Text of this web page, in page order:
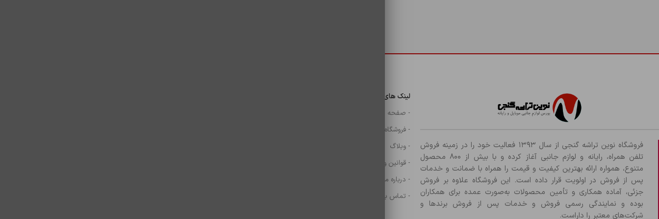
فروشگاه نوین تراشه گنجی از سال ۱۳۹۳ فعالیت خود را در زمینه فروش
تلفن همراه، رایانه و لوازم جانبی آغاز کرده و با بیش از ۸۰۰ محصول
متنوع، همواره ارائه بهترین کیفیت و قیمت را همراه با ضمانت و خدمات
پس از فروش در اولویت قرار داده است. این فروشگاه علاوه بر فروش
جزئی، آماده همکاری و تأمین محصولات به‌صورت عمده برای همکاران
بوده و نمایندگی رسمی فروش و خدمات پس از فروش برندها و
شرکت‌های معتبر را داراست.
لینک های مهم
- صفحه اصلی
- فروشگاه
- وبلاگ
- قوانین و مقررات
- درباره ما
- تماس با ما